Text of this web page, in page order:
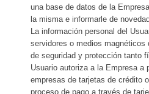
una base de datos de la
la misma e informarle de
La información personal del
servidores o medios magnéticos
de seguridad y protección tanto
Usuario autoriza a la Empresa a
empresas de tarjetas de crédito
proceso de pago a través de